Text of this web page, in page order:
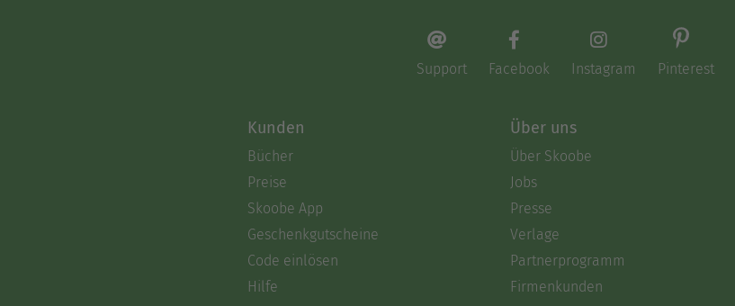
Support Facebook Instagram Pinterest
Kunden
Bücher
Preise
Skoobe App
Geschenkgutscheine
Code einlösen
Hilfe
Über uns
Über Skoobe
Jobs
Presse
Verlage
Partnerprogramm
Firmenkunden